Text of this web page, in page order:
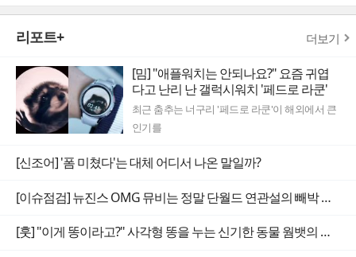
리포트+ 더보기
[밈] "애플워치는 안되나요?" 요즘 귀엽
다고 난리 난 갤럭시워치 '페드로 라쿤'
최근 춤추는 너구리 '페드로 라쿤'이 해외에서 큰
인기를
[신조어] '폼 미쳤다'는 대체 어디서 나온 말일까?
[이슈점검] 뉴진스 OMG 뮤비는 정말 단월드 연관설의 빼박 증거일까
[훗] "이게 똥이라고?" 사각형 똥을 누는 신기한 동물 웜뱃의 비밀